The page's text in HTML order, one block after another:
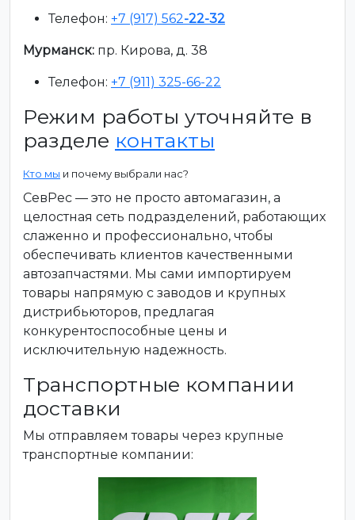
Телефон: +7 (917) 562-22-32
Мурманск: пр. Кирова, д. 38
Телефон: +7 (911) 325-66-22
Режим работы уточняйте в
разделе контакты
Кто мы и почему выбрали нас?
СевРес — это не просто автомагазин, а
целостная сеть подразделений, работающих
слаженно и профессионально, чтобы
обеспечивать клиентов качественными
автозапчастями. Мы сами импортируем
товары напрямую с заводов и крупных
дистрибьюторов, предлагая
конкурентоспособные цены и
исключительную надежность.
Транспортные компании
доставки
Мы отправляем товары через крупные
транспортные компании: